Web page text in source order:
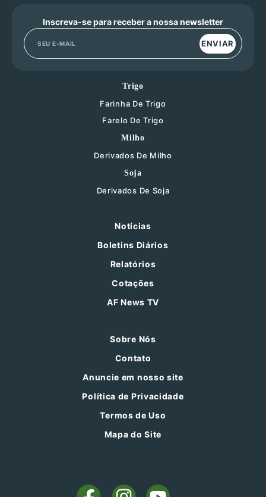
Inscreva-se para receber a nossa newsletter
ENVIAR
Trigo
Farinha De Trigo
Farelo De Trigo
Milho
Derivados De Milho
Soja
Derivados De Soja
Notícias
Boletins Diários
Relatórios
Cotações
AF News TV
Sobre Nós
Contato
Anuncie em nosso site
Política de Privacidade
Termos de Uso
Mapa do Site